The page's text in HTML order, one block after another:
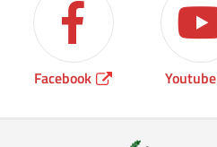
Facebook Youtube